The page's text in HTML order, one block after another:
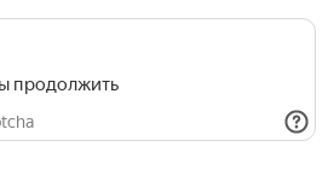
продолжить